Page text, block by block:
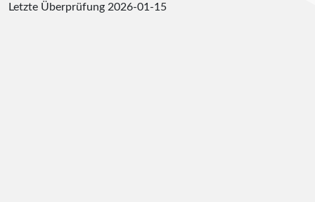
Letzte Überprüfung 2026-01-15